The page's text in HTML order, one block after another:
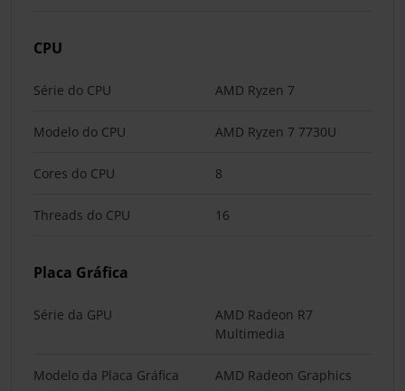
CPU
Série do CPU AMD Ryzen 7
Modelo do CPU AMD Ryzen 7 7730U
Cores do CPU 8
Threads do CPU 16
Placa Gráfica
Série da GPU
AMD Radeon R7
Multimedia
Modelo da Placa Gráfica AMD Radeon Graphics